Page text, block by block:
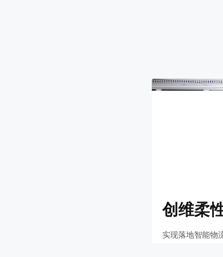
创维柔
实现落地智能物